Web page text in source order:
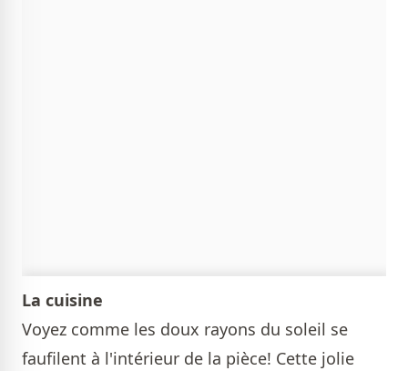
La cuisine
Voyez comme les doux rayons du soleil se
faufilent à l'intérieur de la pièce! Cette jolie